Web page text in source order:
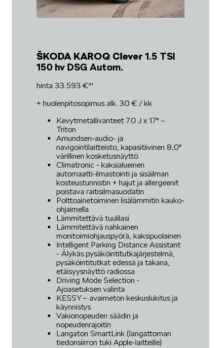
ŠKODA KAROQ Clever 1.5 TSI
150 hv DSG Autom.
hinta 33.593 €*'
+ huolenpitosopimus alk. 30 € / kk
Kevytmetallivanteet 7.0 J x 17" –
Triton
Amundsen-audio- ja
navigointilaitteisto, kapasitiivinen 8,0"
värillinen kosketusnäyttö
Climatronic - kaksialueinen
automaatti-ilmastointi ja sisäilman
kosteustunnistin + hajut ja allergeenit
poistava raitisilmasuodatin
Polttoainetoiminen lisälämmitin kauko-
ohjaimella
Lämmitettävä tuulilasi
Lämmitettävä nahkainen
monitoimiohjauspyörä, kaksipuolainen
Intelligent Parking Distance Assistant
- Älykäs pysäköintitutkajärjestelmä,
pysäköintitutkat edessä ja takana,
etäisyysnäyttö radiossa
Driving Mode Selection -
Ajoasetuksen valinta
KESSY – avaimeton keskuslukitus ja
käynnistys
Vakionopeuden säädin ja
nopeudenrajoitin
Langaton SmartLink (langattoman
tiedonsiirron tuki Apple-laitteille)